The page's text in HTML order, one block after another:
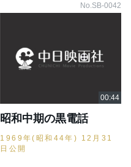
No.SB-0042
昭和中期の黒電話
1969年(昭和44年) 12月31
日公開